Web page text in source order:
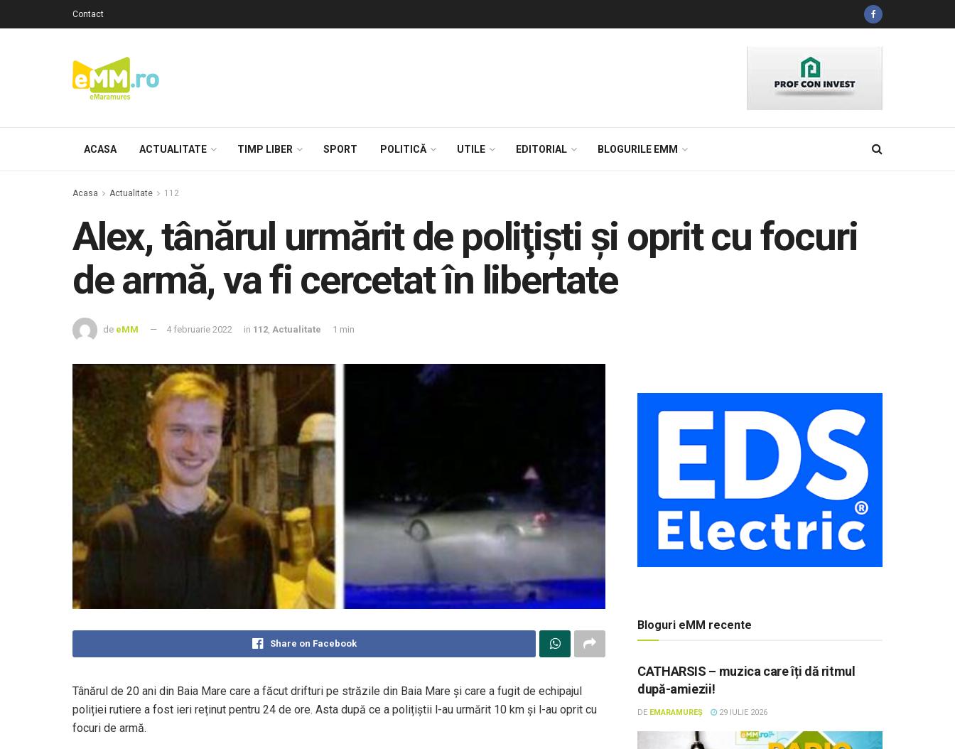
Contact
ACASA ACTUALITATE TIMP LIBER SPORT POLITICĂ UTILE EDITORIAL BLOGURILE EMM
Acasa Actualitate 112
Alex, tânărul urmărit de poliţişti şi oprit cu focuri
de armă, va fi cercetat în libertate
de eMM 4 februarie 2022 in 112, Actualitate 1 min
Share on Facebook
Tânărul de 20 ani din Baia Mare care a făcut drifturi pe străzile din Baia Mare și care a fugit de echipajul
poliției rutiere a fost ieri reținut pentru 24 de ore. Asta după ce a polițiștii l-au urmărit 10 km și l-au oprit cu
focuri de armă.
Bloguri eMM recente
CATHARSIS – muzica care îți dă ritmul
după-amiezii!
DE EMARAMUREȘ 29 IULIE 2026